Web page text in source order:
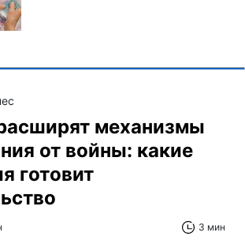
механизмы
от войны: какие
готовит
3 мин